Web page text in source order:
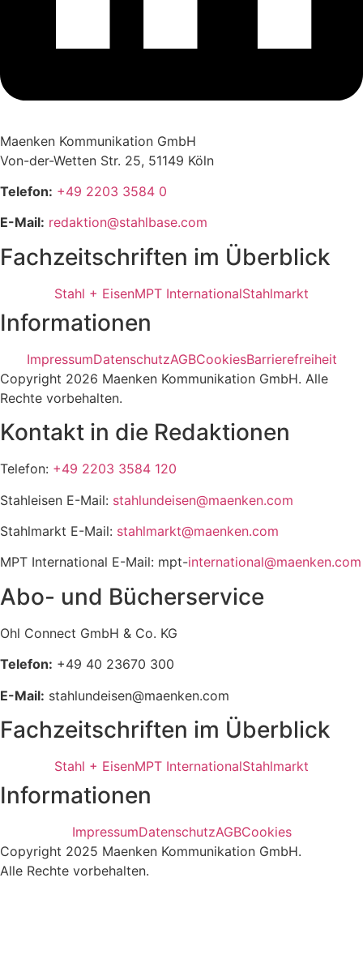
Maenken Kommunikation GmbH
Von-der-Wetten Str. 25, 51149 Köln
Telefon: +49 2203 3584 0
E-Mail: redaktion@stahlbase.com
Fachzeitschriften im Überblick
Stahl + EisenMPT InternationalStahlmarkt
Informationen
ImpressumDatenschutzAGBCookiesBarrierefreiheit
Copyright 2026 Maenken Kommunikation GmbH. Alle
Rechte vorbehalten.
Kontakt in die Redaktionen
Telefon: +49 2203 3584 120
Stahleisen E-Mail: stahlundeisen@maenken.com
Stahlmarkt E-Mail: stahlmarkt@maenken.com
MPT International E-Mail: mpt-international@maenken.com
Abo- und Bücherservice
Ohl Connect GmbH & Co. KG
Telefon: +49 40 23670 300
E-Mail: stahlundeisen@maenken.com
Fachzeitschriften im Überblick
Stahl + EisenMPT InternationalStahlmarkt
Informationen
ImpressumDatenschutzAGBCookies
Copyright 2025 Maenken Kommunikation GmbH.
Alle Rechte vorbehalten.